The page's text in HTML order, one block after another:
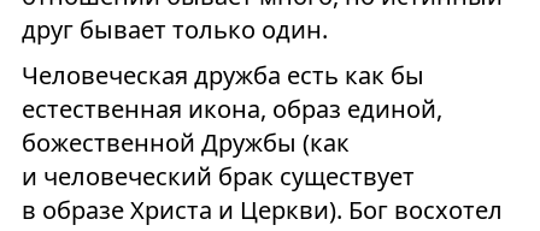
друг бывает только один.
Человеческая дружба есть как бы
естественная икона, образ единой,
божественной Дружбы (как
и человеческий брак существует
в образе Христа и Церкви). Бог восхотел